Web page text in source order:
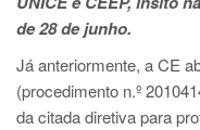
de 28 de junho.
Já anteriormente, a CE
(procedimento n.º
da citada diretiva para